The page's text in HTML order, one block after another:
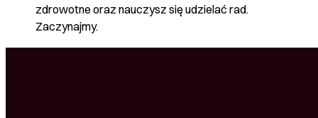
zdrowotne oraz nauczysz się udzielać rad.
Zaczynajmy.